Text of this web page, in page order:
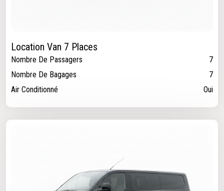
Location Van 7 Places
Nombre De Passagers
7
Nombre De Bagages
7
Air Conditionné
Oui